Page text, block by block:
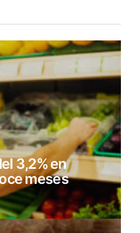
3,2% en
meses